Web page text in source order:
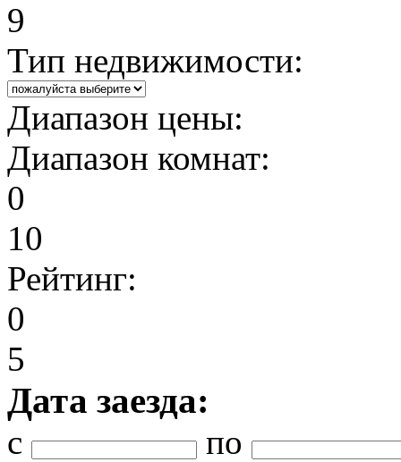
9
Тип недвижимости:
Диапазон цены:
Диапазон комнат:
0
10
Рейтинг:
0
5
Дата заезда:
с
по